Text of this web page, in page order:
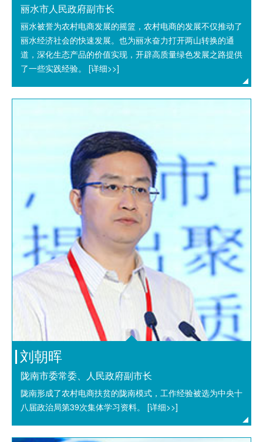
丽水市人民政府副市长
丽水被誉为农村电商发展的摇篮，农村电商的发展不仅推动了
丽水经济社会的快速发展。也为丽水奋力打开两山转换的通
道，深化生态产品的价值实现，开辟高质量绿色发展之路提供
了一些实践经验。
[详细>>]
刘朝晖
陇南市委常委、人民政府副市长
陇南形成了农村电商扶贫的陇南模式，工作经验被选为中央十
八届政治局第39次集体学习资料。
[详细>>]